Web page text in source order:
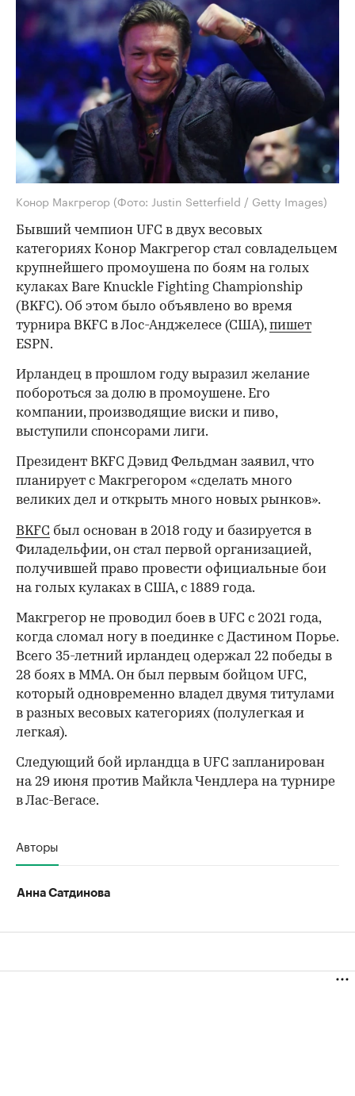
Конор Макгрегор (Фото: Justin Setterfield / Getty Images)
Бывший чемпион UFC в двух весовых
категориях Конор Макгрегор стал совладельцем
крупнейшего промоушена по боям на голых
кулаках Bare Knuckle Fighting Championship
(BKFC). Об этом было объявлено во время
турнира BKFC в Лос-Анджелесе (США),пишет
ESPN.
Ирландец в прошлом году выразил желание
побороться за долю в промоушене. Его
компании, производящие виски и пиво,
выступили спонсорами лиги.
Президент BKFC Дэвид Фельдман заявил, что
планирует с Макгрегором «сделать много
великих дел и открыть много новых рынков».
BKFC был основан в 2018 году и базируется в
Филадельфии, он стал первой организацией,
получившей право провести официальные бои
на голых кулаках в США, с 1889 года.
Макгрегор не проводил боев в UFC с 2021 года,
когда сломал ногу в поединке с Дастином Порье.
Всего 35-летний ирландец одержал 22 победы в
28 боях в ММА. Он был первым бойцом UFC,
который одновременно владел двумя титулами
в разных весовых категориях (полулегкая и
легкая).
Следующий бой ирландца в UFC запланирован
на 29 июня против Майкла Чендлера на турнире
в Лас-Вегасе.
Авторы
Анна Сатдинова